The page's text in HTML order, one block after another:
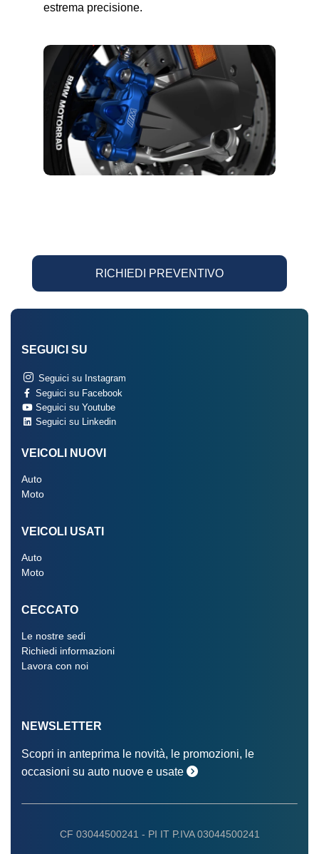
estrema precisione.
RICHIEDI PREVENTIVO
SEGUICI SU
Seguici su Instagram
Seguici su Facebook
Seguici su Youtube
Seguici su Linkedin
VEICOLI NUOVI
Auto
Moto
VEICOLI USATI
Auto
Moto
CECCATO
Le nostre sedi
Richiedi informazioni
Lavora con noi
NEWSLETTER
Scopri in anteprima le novità, le promozioni, le
occasioni su auto nuove e usate
CF 03044500241 - PI IT P.IVA 03044500241